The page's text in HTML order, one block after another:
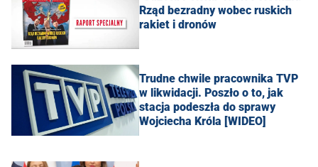
Rząd bezradny wobec ruskich
rakiet i dronów
Trudne chwile pracownika TVP
w likwidacji. Poszło o to, jak
stacja podeszła do sprawy
Wojciecha Króla [WIDEO]